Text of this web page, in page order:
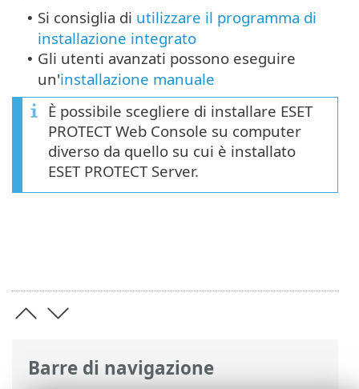
Barre di navigazione
• Si consiglia di utilizzare il programma di
installazione integrato
• Gli utenti avanzati possono eseguire
un'installazione manuale
È possibile scegliere di installare ESET
PROTECT Web Console su computer
diverso da quello su cui è installato
ESET PROTECT Server.